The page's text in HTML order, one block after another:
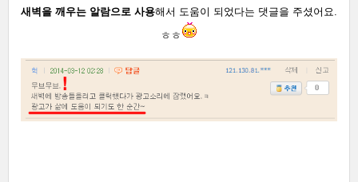
새벽을 깨우는 알람으로 사용해서 도움이 되었다는 댓글을 주셨어요.
ㅎㅎ